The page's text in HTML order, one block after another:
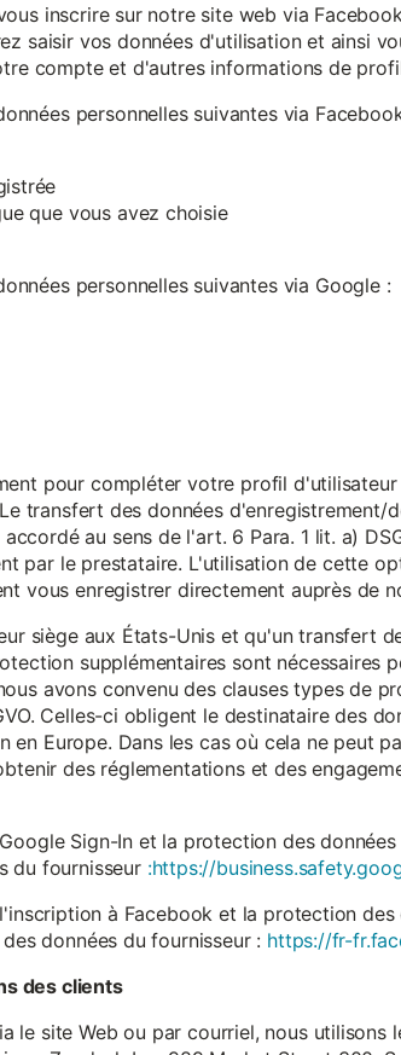
inscrire sur notre site web via
saisir vos données d'utilisation et ainsi
compte et d'autres informations de
personnelles suivantes via
que vous avez choisie
personnelles suivantes via Google :
pour compléter votre profil
transfert des données d'enregistrement/
au sens de l'art. 6 Para. 1 lit. a)
par le prestataire. L'utilisation de cette
vous enregistrer directement auprès de
siège aux États-Unis et qu'un transfert
supplémentaires sont nécessaires
avons convenu des clauses types de
Celles-ci obligent le destinataire des
Europe. Dans les cas où cela ne peut
des réglementations et des
Sign-In et la protection des
du fournisseur :https://
à Facebook et la protection
données du fournisseur : https://fr-
des clients
le site Web ou par courriel, nous